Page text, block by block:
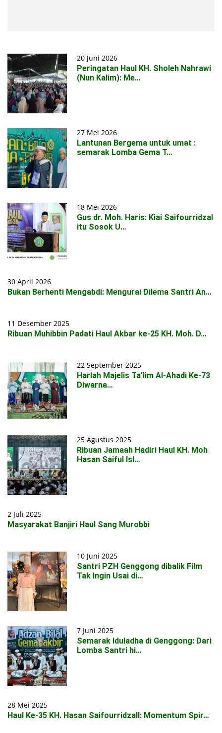
20 Juni 2026
Peringatan Haul KH. Sholeh Nahrawi
(Nun Kalim): Me…
27 Mei 2026
Lantunan Bergema untuk umat :
semarak Lomba Gema T…
18 Mei 2026
Gus dr. Moh. Haris: Kiai Saifourridzal
itu Sosok U…
30 April 2026
Bukan Berhenti Mengabdi: Mengurai Dilema Santri An…
11 Desember 2025
Ribuan Muhibbin Padati Haul Akbar ke-25 KH. Moh. D…
22 September 2025
Harlah Majelis Ta’lim Al-Ahadi Ke-73
Diwarna…
25 Agustus 2025
Ribuan Jamaah Hadiri Haul KH. Moh
Hasan Saiful Isl…
2 Juli 2025
Masyarakat Banjiri Haul Sang Murobbi
10 Juni 2025
Santri PZH Genggong dibalik Film
Tak Ingin Usai di…
7 Juni 2025
Semarak Iduladha di Genggong: Dari
Lomba Santri hi…
28 Mei 2025
Haul Ke-35 KH. Hasan Saifourridzall: Momentum Spir…